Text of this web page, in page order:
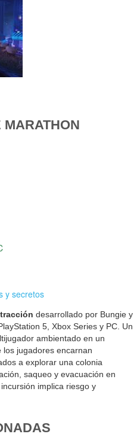
y secretos
desarrollado por Bungie y
5, Xbox Series y PC. Un
ambientado en un
los jugadores encarnan
a explorar una colonia
saqueo y evacuación en
implica riesgo y